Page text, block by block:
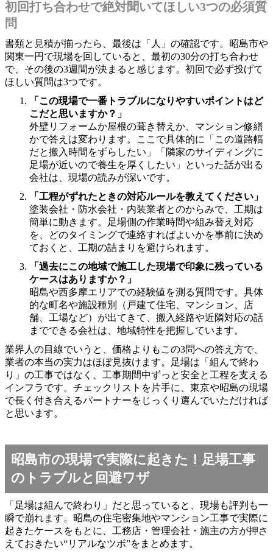
初回打ち合わせで絶対聞いてほしい3つの必須質
問
書類と見積が揃ったら、最後は「人」の確認です。昭島市や
関東一円で現場を回していると、最初の30分の打ち合わせ
で、その後の3週間が決まると感じます。初回で必ず投げて
ほしい質問は3つです。
「この現場で一番トラブルになりやすいポイントはど
こだと思いますか？」
外壁リフォームか屋根の葺き替えか、マンション修繕
かで答えは変わります。ここで具体的に「この道路幅
だと搬入時間をずらしたい」「隣家のサイディングに
足場が近いので養生を厚くしたい」といった話が出る
会社は、現場の読みが深いです。
「工程がずれたときの対応ルールを教えてください」
塗装会社・防水会社・内装業者とのからみで、工期は
簡単に動きます。足場側の作業時間や組み替え対応
を、どのタイミングで連絡すればよいかを事前に決め
ておくと、工期の詰まりを避けられます。
「過去にこの地域で施工した現場で印象に残っている
ケースはありますか？」
昭島や西多摩エリアでの経験値を測る質問です。具体
的な町名や施設種別（戸建て住宅、マンション、店
舗、工場など）が出てきて、搬入経路や近隣対応の話
までできる会社は、地域特性を把握しています。
業界人の目線でいうと、価格よりもこの3問への答え方で、
業者の本当の実力はほぼ見抜けます。足場は「組んで終わ
り」の工事ではなく、工事期間中ずっと安全と工程を支える
インフラです。チェックリストを片手に、東京や昭島の現場
で長く付き合えるパートナーをじっくり選んでいただければ
と思います。
昭島市の現場で実際に起きた！足場工事
のトラブルと回避ワザ
「足場は組んで終わり」だと思っていると、現場も評判も一
瞬で崩れます。昭島の住宅密集地やマンション工事で実際に
起きたケースをもとに、工務店・管理会社・施主の方が押さ
えておきたい“リアルなツボ”をまとめます。